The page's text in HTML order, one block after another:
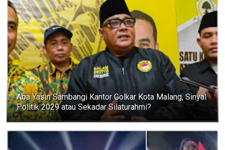
Aba Yasin Sambangi Kantor Golkar Kota Malang, Sinyal
Politik 2029 atau Sekadar Silaturahmi?